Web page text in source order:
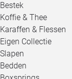
Bestek
Koffie & Thee
Karaffen & Flessen
Eigen Collectie
Slapen
Bedden